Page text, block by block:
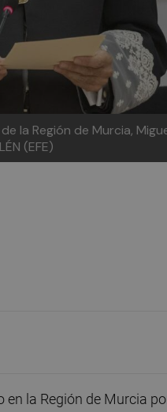
la Región de Murcia,
(EFE)
la Región de Murcia